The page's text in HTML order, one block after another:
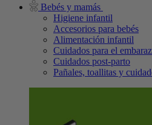
Bebés y mamás
Higiene infantil
Accesorios para bebés
Alimentación infantil
Cuidados para el
Cuidados post-parto
Pañales, toallitas y